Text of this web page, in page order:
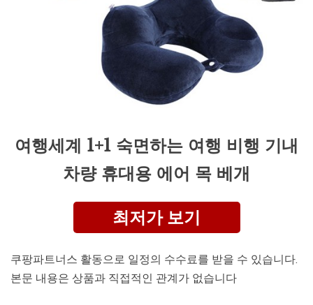
여행세계 1+1 숙면하는 여행 비행 기내
차량 휴대용 에어 목 베개
최저가 보기
쿠팡파트너스 활동으로 일정의 수수료를 받을 수 있습니다.
본문 내용은 상품과 직접적인 관계가 없습니다